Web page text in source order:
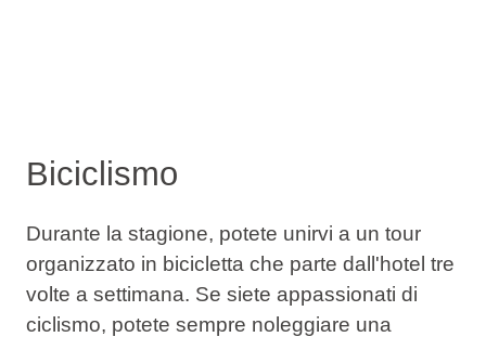
Biciclismo
Durante la stagione, potete unirvi a un tour
organizzato in bicicletta che parte dall'hotel tre
volte a settimana. Se siete appassionati di
ciclismo, potete sempre noleggiare una